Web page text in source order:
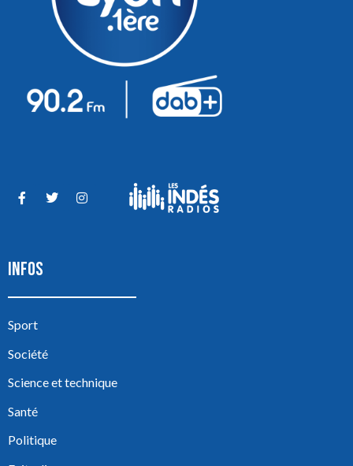
INFOS
Sport
Société
Science et technique
Santé
Politique